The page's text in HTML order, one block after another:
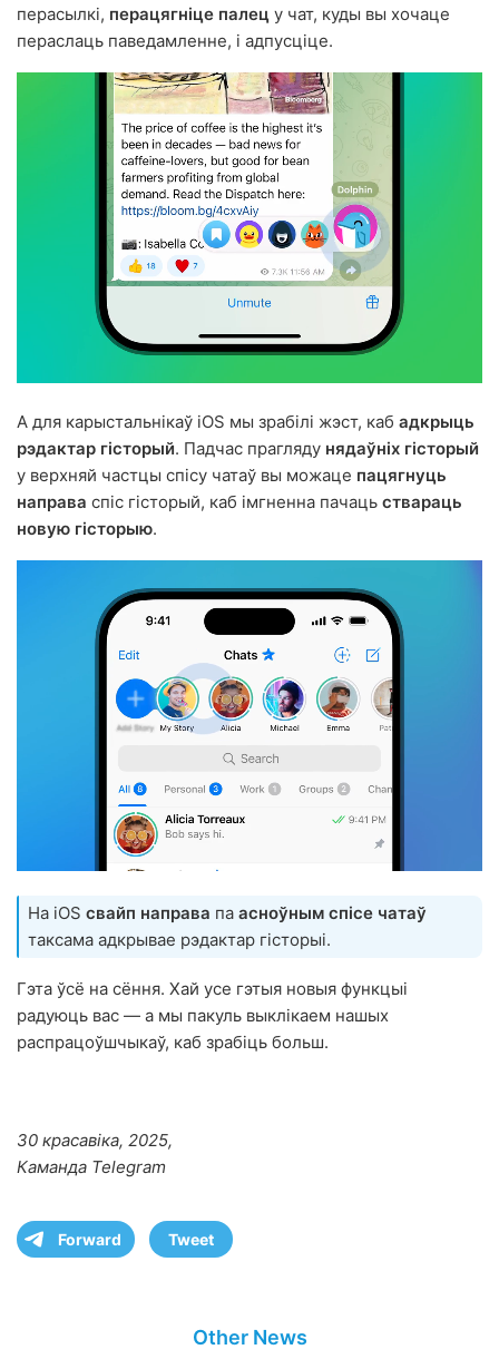
перасылкі, перацягніце палец у чат, куды вы хочаце
пераслаць паведамленне, і адпусціце.
А для карыстальнікаў iOS мы зрабілі жэст, каб адкрыць
рэдактар гісторый. Падчас прагляду нядаўніх гісторый
у верхняй частцы спісу чатаў вы можаце пацягнуць
направа спіс гісторый, каб імгненна пачаць ствараць
новую гісторыю.
На iOS свайп направа па асноўным спісе чатаў
таксама адкрывае рэдактар гісторыі.
Гэта ўсё на сёння. Хай усе гэтыя новыя функцыі
радуюць вас — а мы пакуль выклікаем нашых
распрацоўшчыкаў, каб зрабіць больш.
30 красавіка, 2025,
Каманда Telegram
Forward Tweet
Other News